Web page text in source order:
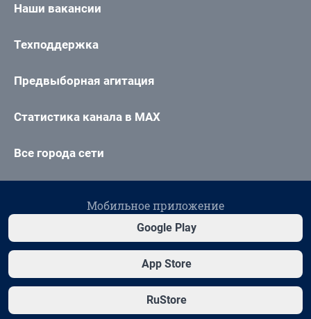
Наши вакансии
Техподдержка
Предвыборная агитация
Статистика канала в MAX
Все города сети
Мобильное приложение
Google Play
App Store
RuStore